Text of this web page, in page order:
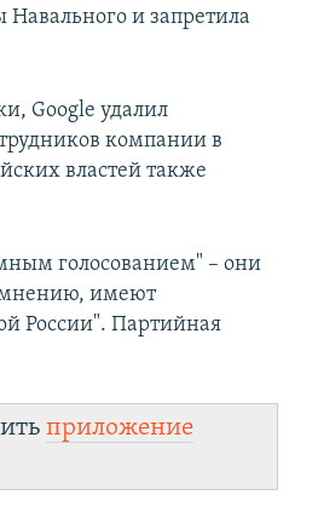
Навального и запретила
Google удалил
компании в
властей также
голосованием" – они
мнению, имеют
России". Партийная
приложение